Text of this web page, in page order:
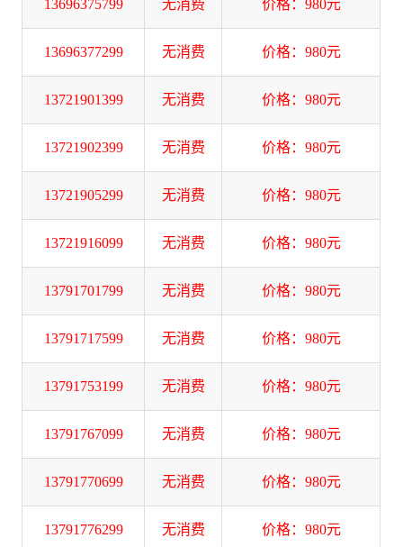
13696375799 无消费 价格：980元
13696377299 无消费 价格：980元
13721901399 无消费 价格：980元
13721902399 无消费 价格：980元
13721905299 无消费 价格：980元
13721916099 无消费 价格：980元
13791701799 无消费 价格：980元
13791717599 无消费 价格：980元
13791753199 无消费 价格：980元
13791767099 无消费 价格：980元
13791770699 无消费 价格：980元
13791776299 无消费 价格：980元